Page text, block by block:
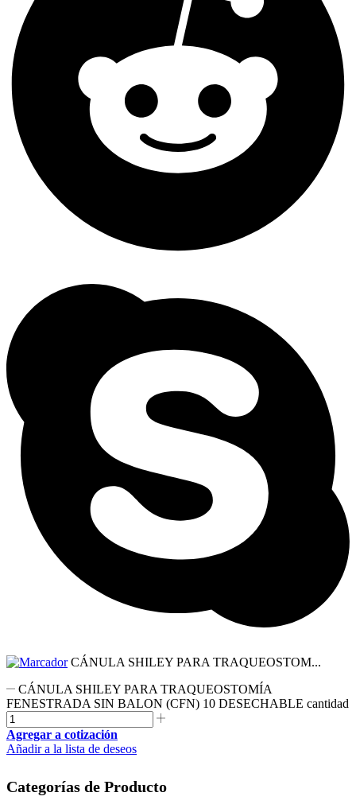
CÁNULA SHILEY PARA TRAQUEOSTOM...
CÁNULA SHILEY PARA TRAQUEOSTOMÍA
FENESTRADA SIN BALON (CFN) 10 DESECHABLE cantidad
Agregar a cotización
Añadir a la lista de deseos
Categorías de Producto